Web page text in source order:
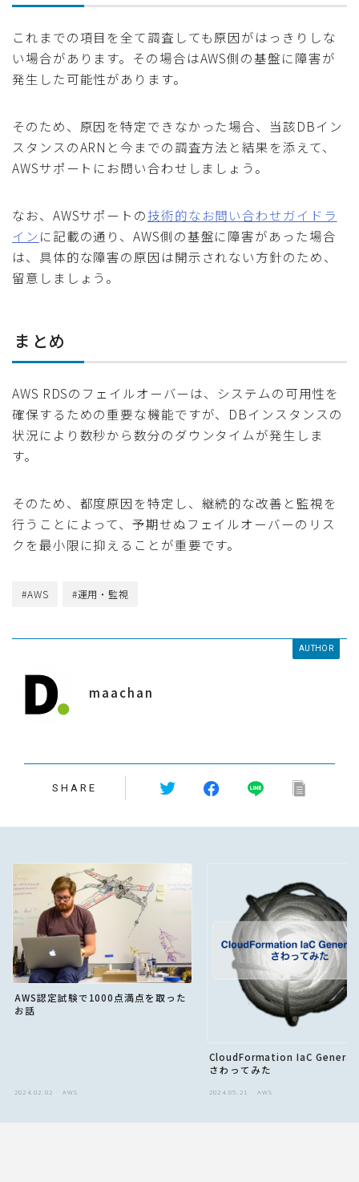
これまでの項目を全て調査しても原因がはっきりしな
い場合があります。その場合はAWS側の基盤に障害が
発生した可能性があります。
そのため、原因を特定できなかった場合、当該DBイン
スタンスのARNと今までの調査方法と結果を添えて、
AWSサポートにお問い合わせしましょう。
なお、AWSサポートの技術的なお問い合わせガイドラ
イン に記載の通り、AWS側の基盤に障害があった場合
は、具体的な障害の原因は開示されない方針のため、
留意しましょう。
まとめ
AWS RDSのフェイルオーバーは、システムの可用性を
確保するための重要な機能ですが、DBインスタンスの
状況により数秒から数分のダウンタイムが発生しま
す。
そのため、都度原因を特定し、継続的な改善と監視を
行うことによって、予期せぬフェイルオーバーのリス
クを最小限に抑えることが重要です。
#AWS #運用・監視
AUTHOR
maachan
SHARE
AWS認定試験で1000点満点を取った
お話
2024.02.02 AWS
CloudFormation IaC
さわってみた
2024.05.21 AWS